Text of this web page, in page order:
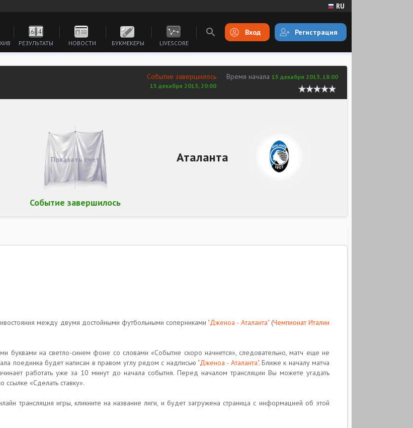
RU
РЕЗУЛЬТАТЫ НОВОСТИ БУКМЕКЕРЫ LIVESCORE
Вход Регистрация
Время начала 15 декабря 2013, 18:00
Событие завершилось
15 декабря 2013, 20:00
Аталанта
Событие завершилось
Показать счет
между двумя достойными футбольными соперниками "Дженоа - Аталанта"(Чемпионат Италии
буквами на светло-синем фоне со словами «Событие скоро начнется», следовательно, матч еще не
поединка будет написан в правом углу рядом с надписью "Дженоа - Аталанта". Ближе к началу матча
работать уже за 10 минут до начала события. Перед началом трансляции Вы можете угадать
ссылке «Сделать ставку».
трансляция игры, кликните на название лиги, и будет загружена страница с информацией об этой